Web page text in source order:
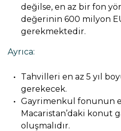
değilse, en az bir fon
değerinin 600 milyon
gerekmektedir.
Ayrıca:
Tahvilleri en az 5 yıl
gerekecek.
Gayrimenkul fonunun
Macaristan’daki konut
oluşmalıdır.